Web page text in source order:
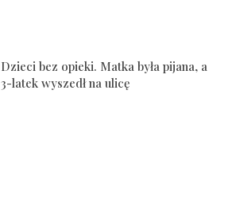
Dzieci bez opieki. Matka była pijana, a
3-latek wyszedł na ulicę